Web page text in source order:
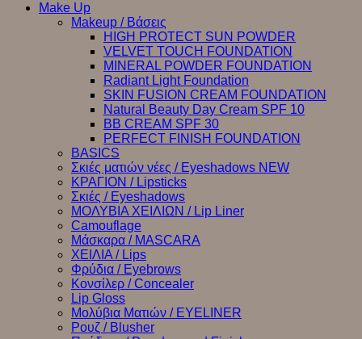
Make Up
Makeup / Βάσεις
HIGH PROTECT SUN POWDER
VELVET TOUCH FOUNDATION
MINERAL POWDER FOUNDATION
Radiant Light Foundation
SKIN FUSION CREAM FOUNDATION
Natural Beauty Day Cream SPF 10
BB CREAM SPF 30
PERFECT FINISH FOUNDATION
BASICS
Σκιές ματιών νέες / Eyeshadows NEW
ΚΡΑΓΙΟΝ / Lipsticks
Σκιές / Eyeshadows
ΜΟΛΥΒΙΑ ΧΕΙΛΙΩΝ / Lip Liner
Camouflage
Μάσκαρα / MASCARA
ΧΕΙΛΙΑ / Lips
Φρύδια / Eyebrows
Κονσίλερ / Concealer
Lip Gloss
Μολύβια Ματιών / EYELINER
Ρουζ / Blusher